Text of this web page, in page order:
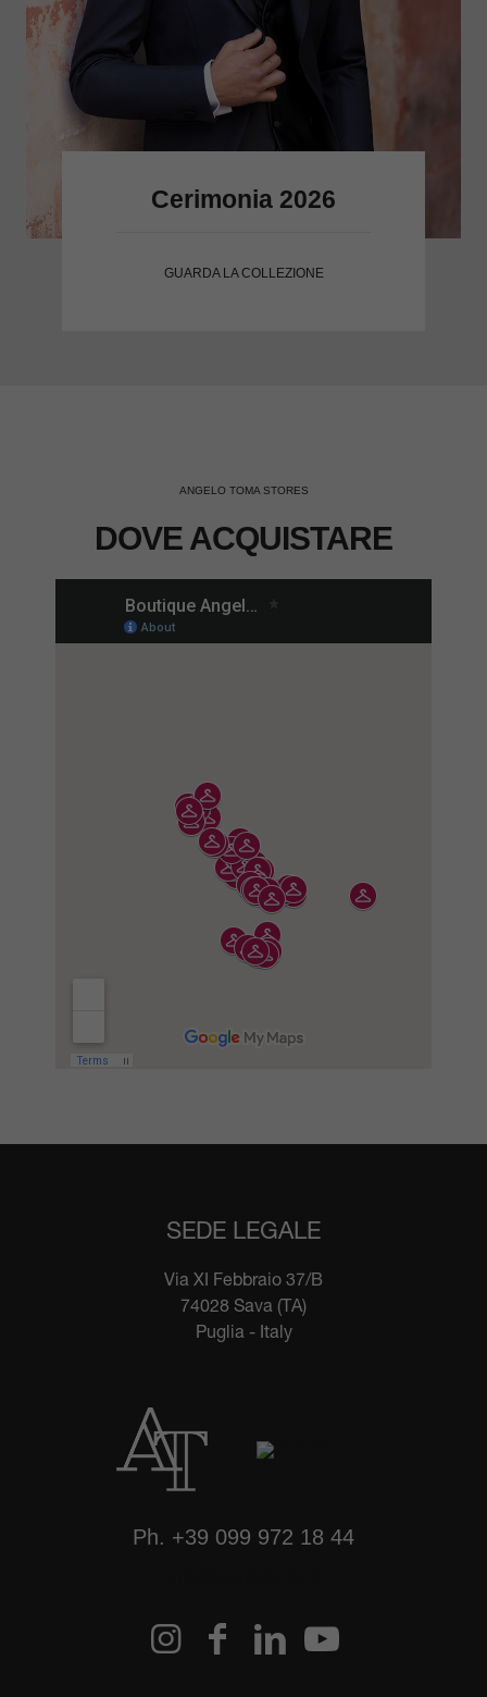
Cerimonia 2026
GUARDA LA COLLEZIONE
ANGELO TOMA STORES
DOVE ACQUISTARE
SEDE LEGALE
Via XI Febbraio 37/B
74028 Sava (TA)
Puglia - Italy
Ph. +39 099 972 18 44